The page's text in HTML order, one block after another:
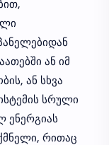
ან იმ
ან სხვა
სრული
ენერგიას
რითაც